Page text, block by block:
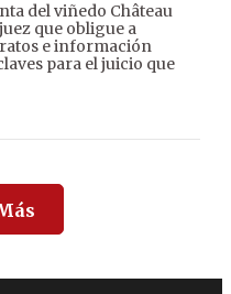
del viñedo Château
que obligue a
e información
para el juicio que